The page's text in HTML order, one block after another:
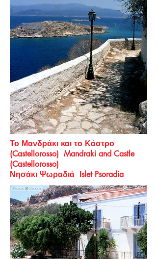
Το Μανδράκι και το Κάστρο
(Castellorosso) Mandraki and Castle
(Castellorosso)
Νησάκι Ψωραδιά Ιslet Psoradia